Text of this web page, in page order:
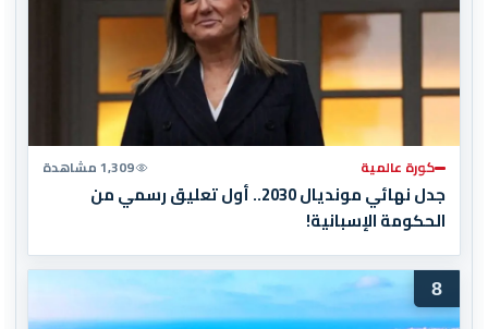
كورة عالمية 1,309 مشاهدة
جدل نهائي مونديال 2030.. أول تعليق رسمي من
الحكومة الإسبانية!
8